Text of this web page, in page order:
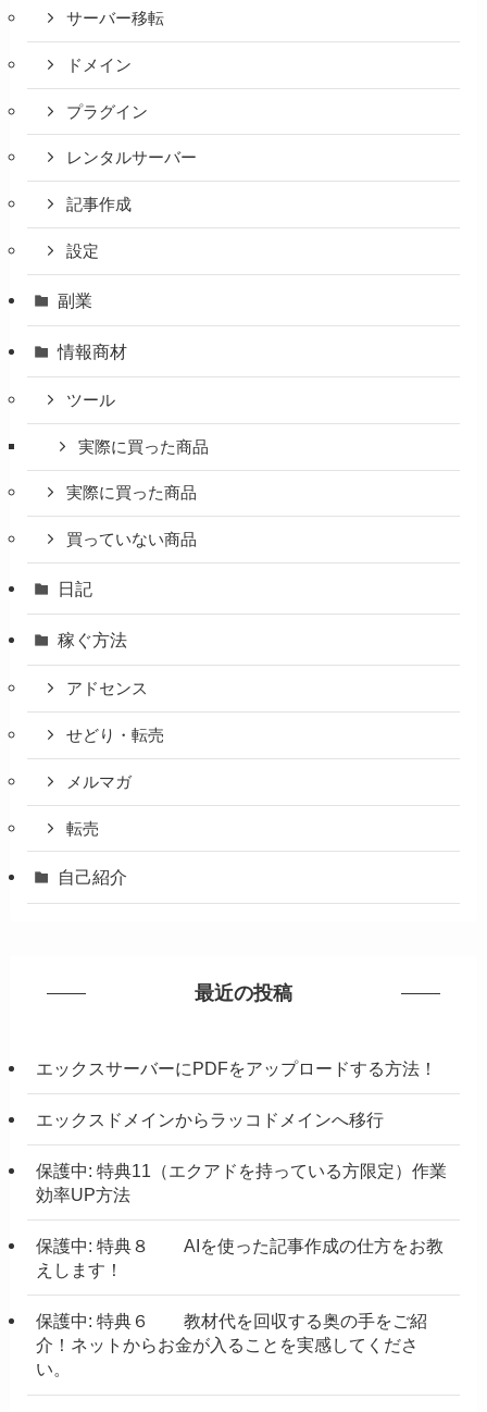
サーバー移転
ドメイン
プラグイン
レンタルサーバー
記事作成
設定
副業
情報商材
ツール
実際に買った商品
実際に買った商品
買っていない商品
日記
稼ぐ方法
アドセンス
せどり・転売
メルマガ
転売
自己紹介
最近の投稿
エックスサーバーにPDFをアップロードする方法！
エックスドメインからラッコドメインへ移行
保護中: 特典11（エクアドを持っている方限定）作業
効率UP方法
保護中: 特典８ AIを使った記事作成の仕方をお教
えします！
保護中: 特典６ 教材代を回収する奥の手をご紹
介！ネットからお金が入ることを実感してくださ
い。